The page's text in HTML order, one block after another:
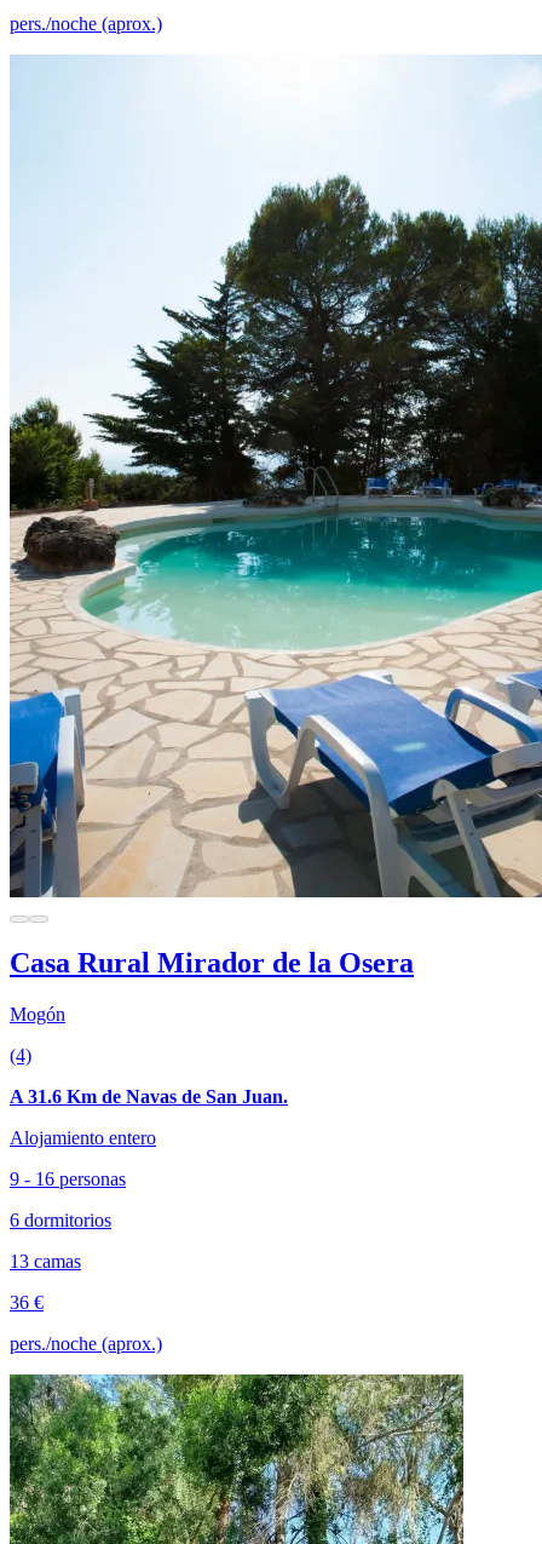
pers./noche (aprox.)
Casa Rural Mirador de la Osera
Mogón
(4)
A 31.6 Km de Navas de San Juan.
Alojamiento entero
9 - 16 personas
6 dormitorios
13 camas
36 €
pers./noche (aprox.)